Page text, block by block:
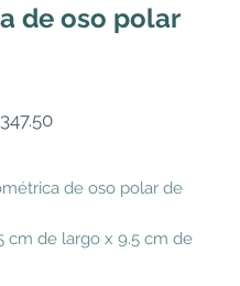
de oso polar
Precio
de oso polar de
cm de largo x 9.5 cm de